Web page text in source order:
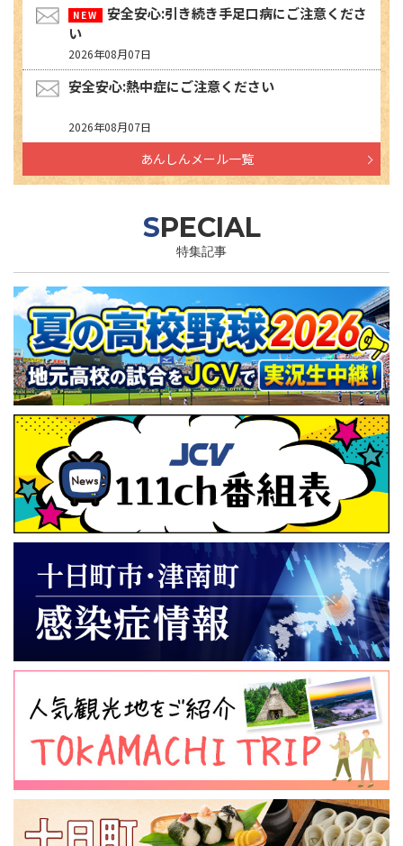
安全安心:引き続き手足口病にご注意くださ
い
2026年08月07日
安全安心:熱中症にご注意ください
2026年08月07日
あんしんメール一覧
SPECIAL
特集記事